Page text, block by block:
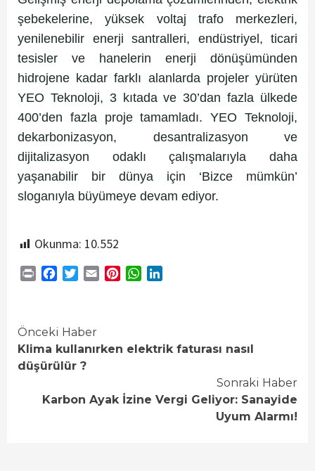
şebekelerine, yüksek voltaj trafo merkezleri,
yenilenebilir enerji santralleri, endüstriyel, ticari
tesisler ve hanelerin enerji dönüşümünden
hidrojene kadar farklı alanlarda projeler yürüten
YEO Teknoloji, 3 kıtada ve 30’dan fazla ülkede
400’den fazla proje tamamladı. YEO Teknoloji,
dekarbonizasyon, desantralizasyon ve
dijitalizasyon odaklı çalışmalarıyla daha
yaşanabilir bir dünya için ‘Bizce mümkün’
sloganıyla büyümeye devam ediyor.
Okunma: 10.552
Print FacebookTwitterEmail PinterestWhatsApp
Continue
Reading
Önceki Haber
Klima kullanırken elektrik faturası nasıl
düşürülür ?
Sonraki Haber
Karbon Ayak İzine Vergi Geliyor: Sanayide
Uyum Alarmı!